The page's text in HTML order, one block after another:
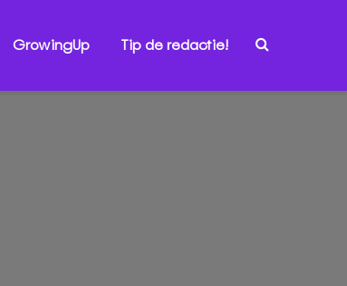
GrowingUp Tip de redactie!